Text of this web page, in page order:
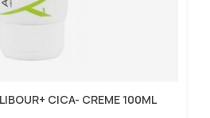
CICA- CREME 100ML